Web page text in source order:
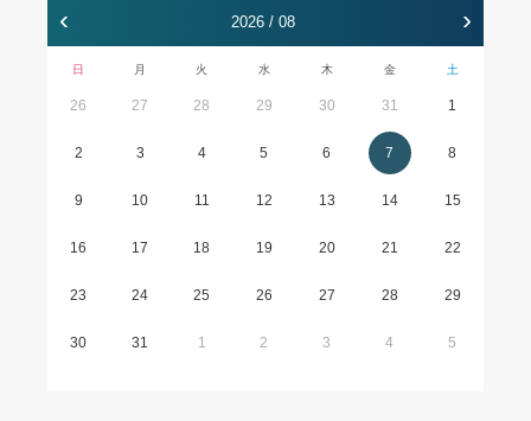
‹ 2026 / 08 ›
日 月 火 水 木 金 土
26 27 28 29 30 31 1
2 3 4 5 6 7 8
9 10 11 12 13 14 15
16 17 18 19 20 21 22
23 24 25 26 27 28 29
30 31 1 2 3 4 5